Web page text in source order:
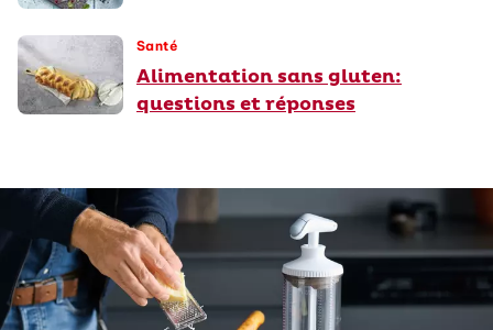
Santé
Alimentation sans gluten:
questions et réponses